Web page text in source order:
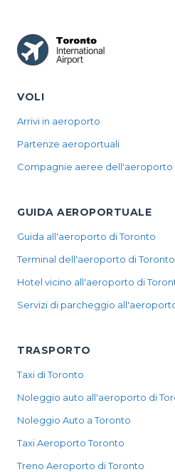
VOLI
Arrivi in aeroporto
Partenze aeroportuali
Compagnie aeree dell'aeroporto
GUIDA AEROPORTUALE
Guida all'aeroporto di Toronto
Terminal dell'aeroporto di Toronto
Hotel vicino all'aeroporto di
Servizi di parcheggio
TRASPORTO
Taxi di Toronto
Noleggio auto all'aeroporto di
Noleggio Auto a Toronto
Taxi Aeroporto Toronto
Treno Aeroporto di Toronto